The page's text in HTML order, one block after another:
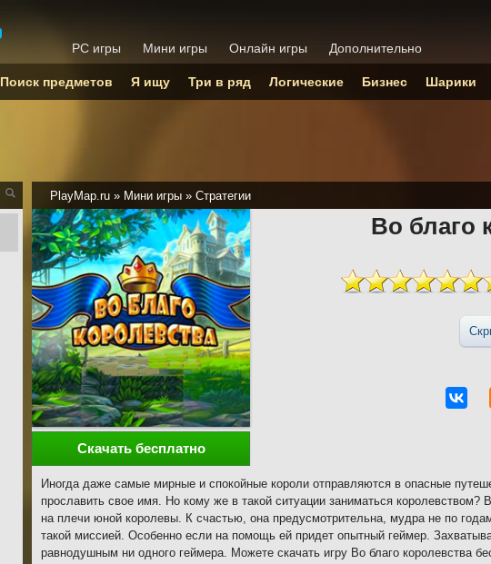
PlayMap.ru » Мини игры » Стратегии
Во благо
Скачать бесплатно
Иногда даже самые мирные и спокойные короли отправляются в опасные
прославить свое имя. Но кому же в такой ситуации заниматься королевством?
на плечи юной королевы. К счастью, она предусмотрительна, мудра не по
такой миссией. Особенно если на помощь ей придет опытный геймер.
равнодушным ни одного геймера. Можете скачать игру Во благо королевства
PC игры Мини игры Онлайн игры Дополнительно
Поиск предметов Я ищу Три в ряд Логические Бизнес Шарики